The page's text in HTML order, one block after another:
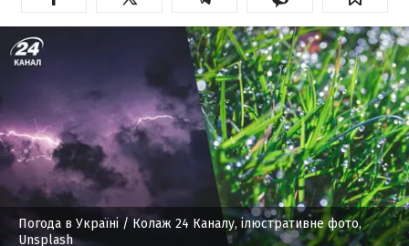
Погода в Україні / Колаж 24 Каналу, ілюстративне фото,
Unsplash